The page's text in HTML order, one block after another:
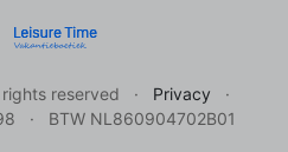
reserved
Privacy
BTW NL860904702B01